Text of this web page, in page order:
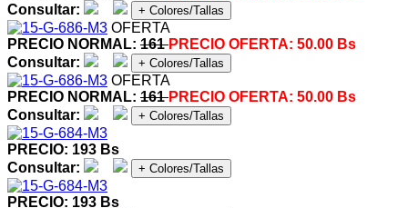
Consultar:
+ Colores/Tallas
OFERTA
PRECIO NORMAL: 161PRECIO OFERTA: 50.00 Bs
Consultar:
+ Colores/Tallas
OFERTA
PRECIO NORMAL: 161PRECIO OFERTA: 50.00 Bs
Consultar:
+ Colores/Tallas
PRECIO: 193 Bs
Consultar:
+ Colores/Tallas
PRECIO: 193 Bs